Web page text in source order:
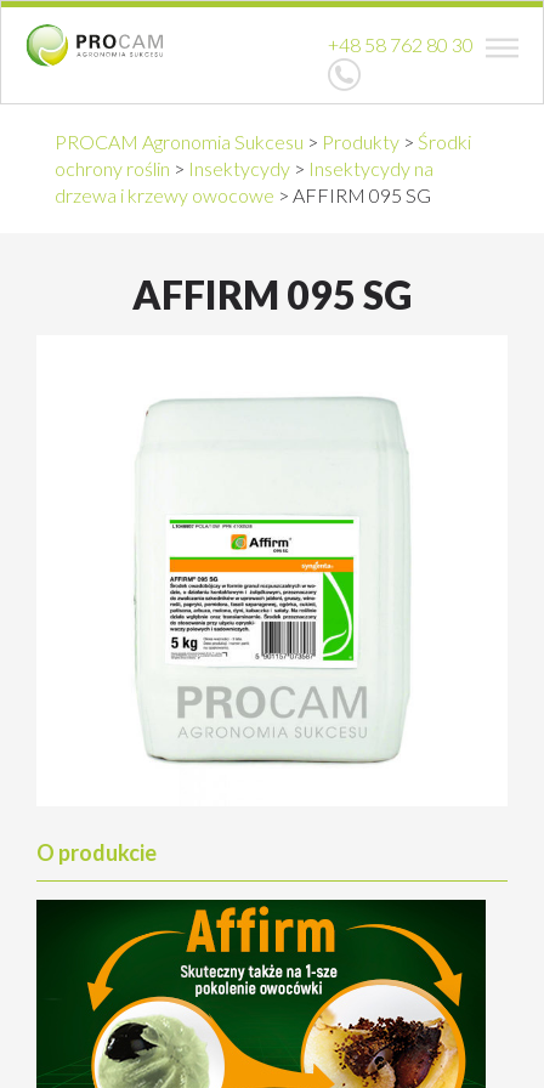
+48 58 762 80 30
PROCAM Agronomia Sukcesu > Produkty > Środki
ochrony roślin > Insektycydy > Insektycydy na
drzewa i krzewy owocowe > AFFIRM 095 SG
AFFIRM 095 SG
O produkcie